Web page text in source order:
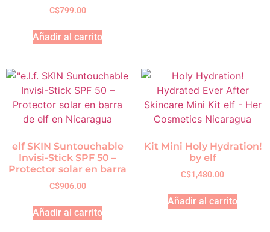
C$799.00
Añadir al carrito
elf SKIN Suntouchable
Invisi-Stick SPF 50 –
Protector solar en barra
C$906.00
Añadir al carrito
Kit Mini Holy Hydration!
by elf
C$1,480.00
Añadir al carrito